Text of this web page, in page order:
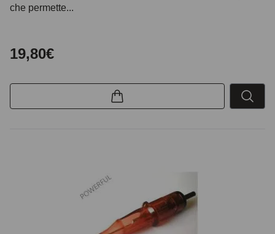
che permette...
19,80€